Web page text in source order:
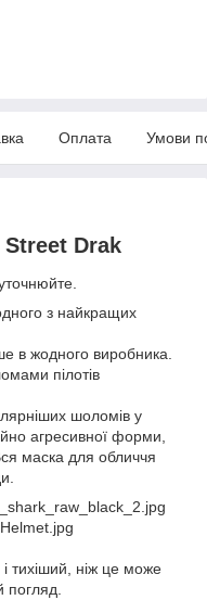
Оплата Умови
Drak
з найкращих
в жодного виробника.
пілотів
шоломів у
агресивної форми,
маска для обличчя
тихіший, ніж це може
погляд.